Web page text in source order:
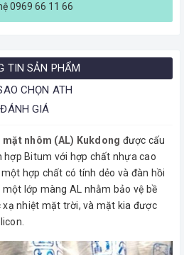
0969 66 11 66
TIN SẢN PHẨM
CHỌN ATH
ĐÁNH GIÁ
nhôm (AL) Kukdong được cấu
Bitum với hợp chất nhựa cao
hợp chất có tính dẻo và đàn hồi
lớp màng AL nhằm bảo vệ bề
nhiệt mặt trời, và mặt kia được